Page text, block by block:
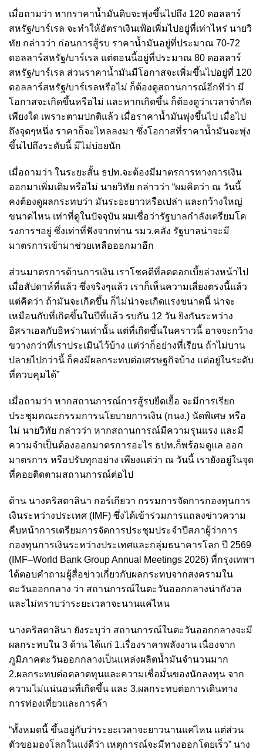
เมื่อถามว่า หากราคาน้ำมันดิบจะพุ่งขึ้นไปถึง 120 ดอลลาร์
สหรัฐ/บาร์เรล จะทำให้อัตราเงินเฟ้อเพิ่มไปอยู่ที่เท่าไหร่ นายวิ
ทัย กล่าวว่า ก่อนการสู้รบ ราคาน้ำมันอยู่ที่ประมาณ 70-72
ดอลลาร์สหรัฐ/บาร์เรล แต่ตอนนี้อยู่ที่ประมาณ 80 ดอลลาร์
สหรัฐ/บาร์เรล ส่วนราคาน้ำมันมีโอกาสจะเพิ่มขึ้นไปอยู่ที่ 120
ดอลลาร์สหรัฐ/บาร์เรลหรือไม่ ก็ต้องดูสถานการณ์อีกทีว่า มี
โอกาสจะเกิดขึ้นหรือไม่ และหากเกิดขึ้น ก็ต้องดูว่าเวลาจำกัด
เพียงใด เพราะตามปกติแล้ว เมื่อราคาน้ำมันพุ่งขึ้นไป เมื่อไป
ถึงจุดๆหนึ่ง ราคาก็จะไหลลงมา ซึ่งโอกาสที่ราคาน้ำมันจะพุ่ง
ขึ้นไปถึงระดับนี้ มีไม่บ่อยนัก
เมื่อถามว่า ในระยะสั้น ธปท.จะต้องมีมาตรการทางการเงิน
ออกมาเพิ่มเติมหรือไม่ นายวิทัย กล่าวว่า “ผมคิดว่า ณ วันนี้
คงต้องดูผลกระทบว่า มันระยะยาวหรือเปล่า และกว้างใหญ่
ขนาดไหน เท่าที่ดูในปัจจุบัน ผมเชื่อว่ารัฐบาลกำลังเตรียมโค
รงการฯอยู่ ซึ่งเท่าที่ฟังจากท่าน รมว.คลัง รัฐบาลน่าจะมี
มาตรการเข้ามาช่วยเหลือออกมาอีก
ส่วนมาตรการด้านการเงิน เราโชคดีที่ลดดอกเบี้ยล่วงหน้าไป
เมื่อสัปดาห์ที่แล้ว ซึ่งจริงๆแล้ว เราก็เห็นความเสี่ยงตรงนี้แล้ว
แต่คิดว่า ถ้ามันจะเกิดขึ้น ก็ไม่น่าจะเกิดแรงขนาดนี้ น่าจะ
เหมือนกับที่เกิดขึ้นในปีที่แล้ว รบกัน 12 วัน ยิงกันระหว่าง
อิสราเอลกับอิหร่านเท่านั้น แต่ที่เกิดขึ้นในคราวนี้ อาจจะกว้าง
ขวางกว่าที่เราประเมินไว้บ้าง แต่ว่าก็อย่างที่เรียน ถ้าไม่บาน
ปลายไปกว่านี้ ก็คงมีผลกระทบต่อเศรษฐกิจบ้าง แต่อยู่ในระดับ
ที่ควบคุมได้”
เมื่อถามว่า หากสถานการณ์การสู้รบยืดเยื้อ จะมีการเรียก
ประชุมคณะกรรมการนโยบายการเงิน (กนง.) นัดพิเศษ หรือ
ไม่ นายวิทัย กล่าวว่า หากสถานการณ์มีความรุนแรง และมี
ความจำเป็นต้องออกมาตรการอะไร ธปท.ก็พร้อมดูแล ออก
มาตรการ หรือปรับทุกอย่าง เพียงแต่ว่า ณ วันนี้ เรายังอยู่ในจุด
ที่คอยติดตามสถานการณ์ต่อไป
ด้าน นางคริสตาลินา กอร์เกียวา กรรมการจัดการกองทุนการ
เงินระหว่างประเทศ (IMF) ซึ่งได้เข้าร่วมการแถลงข่าวความ
คืบหน้าการเตรียมการจัดการประชุมประจำปีสภาผู้ว่าการ
กองทุนการเงินระหว่างประเทศและกลุ่มธนาคารโลก ปี 2569
(IMF–World Bank Group Annual Meetings 2026) ที่กรุงเทพฯ
ได้ตอบคำถามผู้สื่อข่าวเกี่ยวกับผลกระทบจากสงครามใน
ตะวันออกกลาง ว่า สถานการณ์ในตะวันออกกลางน่ากังวล
และไม่ทราบว่าระยะเวลาจะนานแค่ไหน
นางคริสตาลินา ยังระบุว่า สถานการณ์ในตะวันออกกลางจะมี
ผลกระทบใน 3 ด้าน ได้แก่ 1.เรื่องราคาพลังงาน เนื่องจาก
ภูมิภาคตะวันออกกลางเป็นแหล่งผลิตน้ำมันจำนวนมาก
2.ผลกระทบต่อตลาดทุนและความเชื่อมั่นของนักลงทุน จาก
ความไม่แน่นอนที่เกิดขึ้น และ 3.ผลกระทบต่อการเดินทาง
การท่องเที่ยวและการค้า
“ทั้งหมดนี้ ขึ้นอยู่กับว่าระยะเวลาจะยาวนานแค่ไหน แต่ส่วน
ตัวขอมองโลกในแง่ดีว่า เหตุการณ์จะมีทางออกโดยเร็ว” นาง